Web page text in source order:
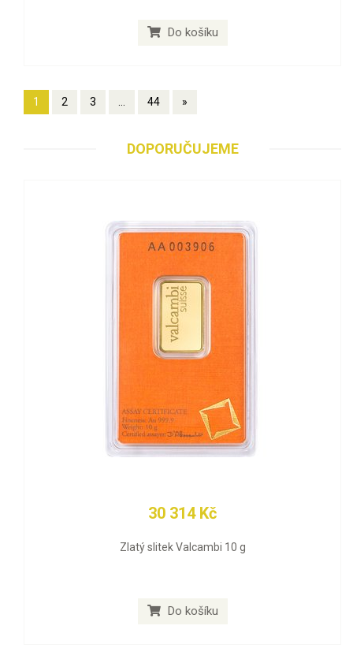
Do košíku
1 2 3 ... 44 »
DOPORUČUJEME
30 314 Kč
Zlatý slitek Valcambi 10 g
Do košíku